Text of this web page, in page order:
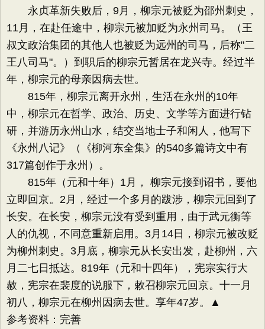
永贞革新失败后，9月，柳宗元被贬为邵州刺史，
11月，在赴任途中，柳宗元被加贬为永州司马。（王
叔文政治集团的其他人也被贬为远州的司马，后称"二
王八司马"。）到职后的柳宗元暂居在龙兴寺。经过半
年，柳宗元的母亲因病去世。
815年，柳宗元离开永州，生活在永州的10年
中，柳宗元在哲学、政治、历史、文学等方面进行钻
研，并游历永州山水，结交当地士子和闲人，他写下
《永州八记》（《柳河东全集》的540多篇诗文中有
317篇创作于永州）。
815年（元和十年）1月， 柳宗元接到诏书，要他
立即回京。2月，经过一个多月的跋涉，柳宗元回到了
长安。在长安，柳宗元没有受到重用，由于武元衡等
人的仇视，不同意重新启用。3月14日，柳宗元被改贬
为柳州刺史。3月底，柳宗元从长安出发，赴柳州，六
月二七日抵达。819年（元和十四年），宪宗实行大
赦，宪宗在裴度的说服下，敕召柳宗元回京。十一月
初八，柳宗元在柳州因病去世。享年47岁。▲
参考资料：完善